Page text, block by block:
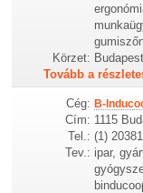
Körzet:
Tovább a
Cég: B-
Cím: 1115
Tel.: (1)
Tev.: ipar,